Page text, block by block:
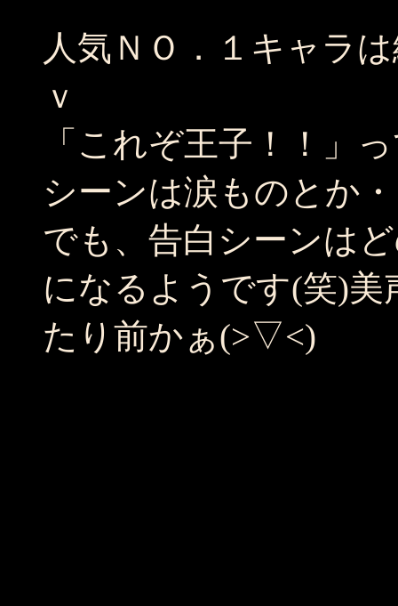
人気ＮＯ．１キャラ
ｖ
「これぞ王子！！」
シーンは涙ものとか
でも、告白シーンは
になるようです(笑)
たり前かぁ(>▽<)